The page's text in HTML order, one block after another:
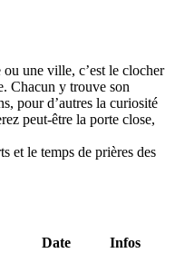
une ville, c’est le clocher
Chacun y trouve son
pour d’autres la curiosité
peut-être la porte close,
et le temps de prières des
Date
Infos